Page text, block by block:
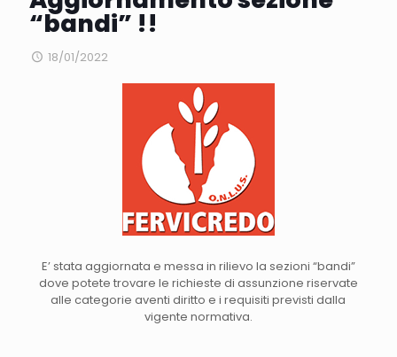
“bandi” !!
18/01/2022
E’ stata aggiornata e messa in rilievo la sezioni “bandi”
dove potete trovare le richieste di assunzione riservate
alle categorie aventi diritto e i requisiti previsti dalla
vigente normativa.